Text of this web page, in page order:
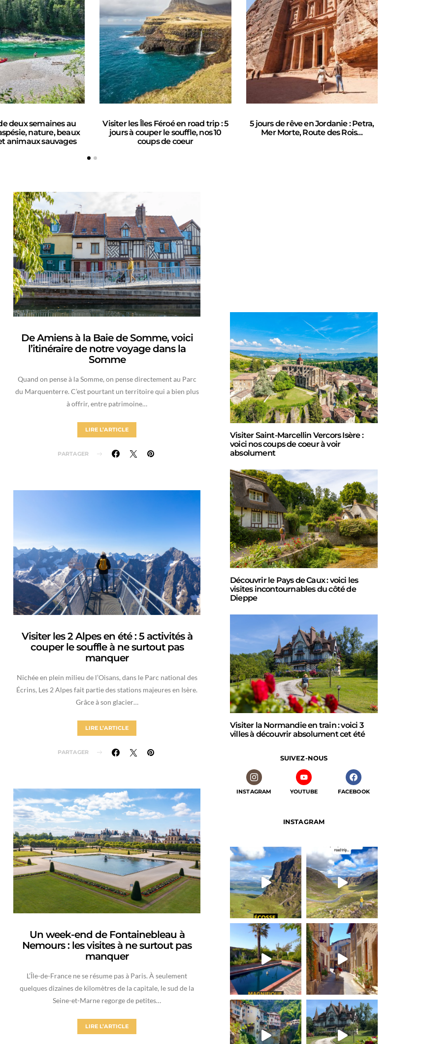
deux semaines au
nature, beaux
animaux sauvages
Visiter les Îles Féroé en road trip : 5
jours à couper le souffle, nos 10
coups de coeur
5 jours de rêve en Jordanie : Petra,
Mer Morte, Route des Rois…
De Amiens à la Baie de Somme, voici
l’itinéraire de notre voyage dans la
Somme
Quand on pense à la Somme, on pense directement au Parc
du Marquenterre. C’est pourtant un territoire qui a bien plus
à offrir, entre patrimoine…
LIRE L’ARTICLE
PARTAGER
Visiter les 2 Alpes en été : 5 activités à
couper le souffle à ne surtout pas
manquer
Nichée en plein milieu de l’Oisans, dans le Parc national des
Écrins, Les 2 Alpes fait partie des stations majeures en Isère.
Grâce à son glacier…
LIRE L’ARTICLE
PARTAGER
Un week-end de Fontainebleau à
Nemours : les visites à ne surtout pas
manquer
L’Île-de-France ne se résume pas à Paris. À seulement
quelques dizaines de kilomètres de la capitale, le sud de la
Seine-et-Marne regorge de petites…
LIRE L’ARTICLE
Visiter Saint-Marcellin Vercors Isère :
voici nos coups de coeur à voir
absolument
Découvrir le Pays de Caux : voici les
visites incontournables du côté de
Dieppe
Visiter la Normandie en train : voici 3
villes à découvrir absolument cet été
SUIVEZ-NOUS
INSTAGRAM YOUTUBE FACEBOOK
INSTAGRAM